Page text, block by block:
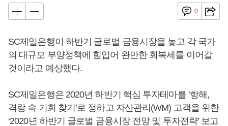
0
SC제일은행이 하반기 글로벌 금융시장을 놓고 각 국가
의 대규모 부양정책에 힘입어 완만한 회복세를 이어갈
것이라고 예상했다.
SC제일은행은 2020년 하반기 핵심 투자테마를 ‘항해,
격랑 속 기회 찾기’로 정하고 자산관리(WM) 고객을 위한
‘2020년 하반기 글로벌 금융시장 전망 및 투자전략’ 보고